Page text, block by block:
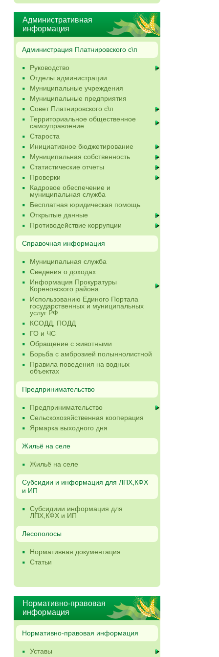
Административная
информация
Администрация Платнировского с\п
Руководство
Отделы администрации
Муниципальные учреждения
Муниципальные предприятия
Совет Платнировского с\п
Территориальное общественное
самоуправление
Староста
Инициативное бюджетирование
Муниципальная собственность
Статистические отчеты
Проверки
Кадровое обеспечение и
муниципальная служба
Бесплатная юридическая помощь
Открытые данные
Противодействие коррупции
Справочная информация
Муниципальная служба
Сведения о доходах
Информация Прокуратуры
Кореновского района
Использованию Единого Портала
государственных и муниципальных
услуг РФ
КСОДД, ПОДД
ГО и ЧС
Обращение с животными
Борьба с амброзией полыннолистной
Правила поведения на водных
объектах
Предпринимательство
Предпринимательство
Сельскохозяйственная кооперация
Ярмарка выходного дня
Жильё на селе
Жильё на селе
Субсидии и информация для ЛПХ,КФХ
и ИП
Субсидиии информация для
ЛПХ,КФХ и ИП
Лесополосы
Нормативная документация
Статьи
Нормативно-правовая
информация
Нормативно-правовая информация
Уставы